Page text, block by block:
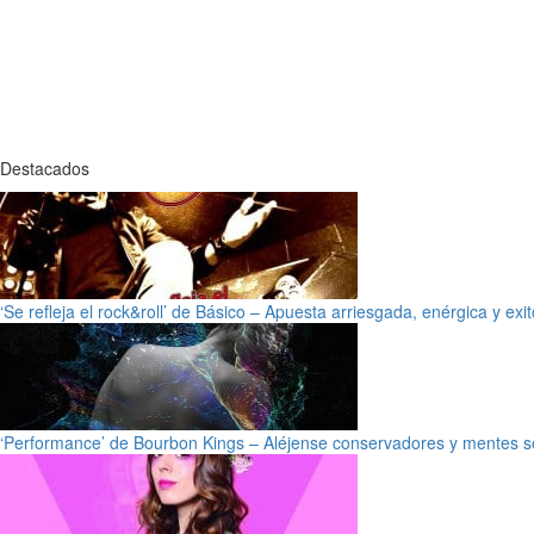
Destacados
‘Se refleja el rock&roll’ de Básico – Apuesta arriesgada, enérgica y
‘Performance’ de Bourbon Kings – Aléjense conservadores y mentes